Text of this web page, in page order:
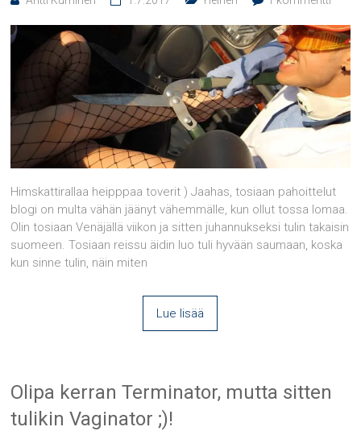
Himskattirallaa heipppaa toverit ) Jaahas, tosiaan pahoittelut
blogi on multa vähän jäänyt vähemmälle, kun ollut tossa lomaa.
Olin tosiaan Venäjällä viikon ja sitten juhannukseksi tulin takaisin
suomeen. Tosiaan reissu äidin luo tuli hyvään saumaan, koska
kun sinne tulin, näin miten
Lue lisää
Olipa kerran Terminator, mutta sitten
tulikin Vaginator ;)!